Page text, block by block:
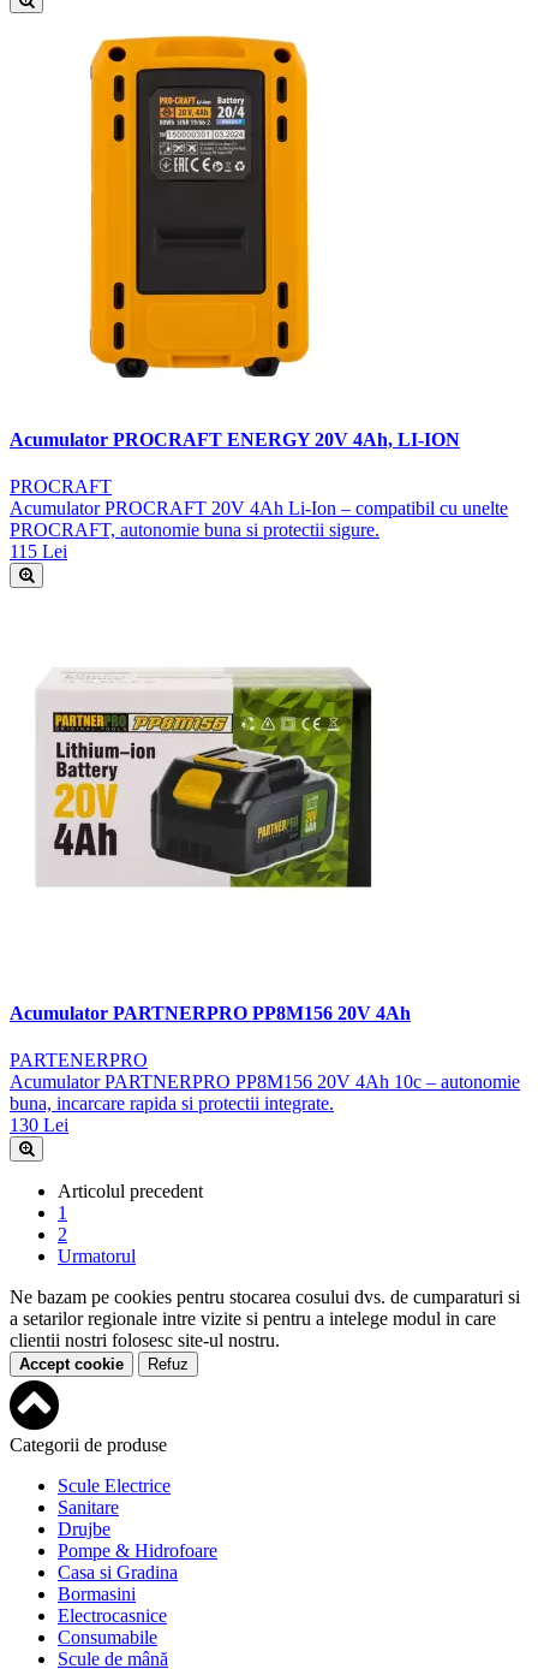
Acumulator PROCRAFT ENERGY 20V 4Ah, LI-ION
PROCRAFT
Acumulator PROCRAFT 20V 4Ah Li-Ion – compatibil cu unelte
PROCRAFT, autonomie buna si protectii sigure.
115 Lei
Acumulator PARTNERPRO PP8M156 20V 4Ah
PARTENERPRO
Acumulator PARTNERPRO PP8M156 20V 4Ah 10c – autonomie
buna, incarcare rapida si protectii integrate.
130 Lei
Articolul precedent
1
2
Urmatorul
Ne bazam pe cookies pentru stocarea cosului dvs. de cumparaturi si
a setarilor regionale intre vizite si pentru a intelege modul in care
clientii nostri folosesc site-ul nostru.
Accept cookie Refuz
Categorii de produse
Scule Electrice
Sanitare
Drujbe
Pompe & Hidrofoare
Casa si Gradina
Bormasini
Electrocasnice
Consumabile
Scule de mână